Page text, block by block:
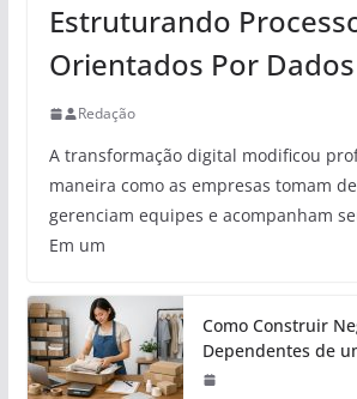
Estruturando
Orientados Por Dados
Redação
A transformação digital modificou
maneira como as empresas tomam
gerenciam equipes e acompanham
Em um
Como Construir
Dependentes de